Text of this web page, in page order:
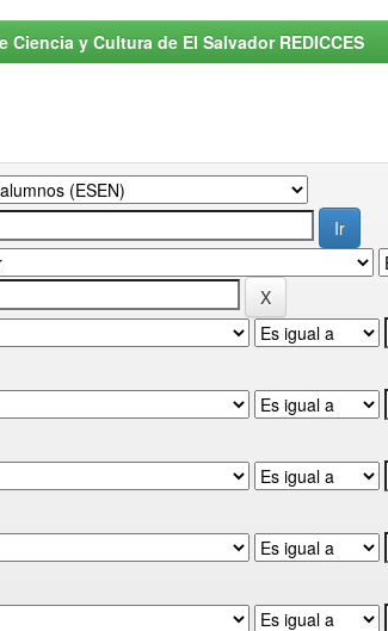
y Cultura de El Salvador REDICCES